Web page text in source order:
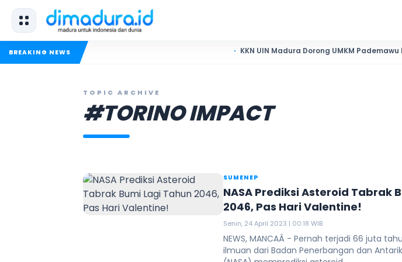
BREAKING NEWS KKN UIN Madura Dorong UMKM Pademawu Barat Naik
TOPIC ARCHIVE
#TORINO IMPACT
SUMENEP
NASA Prediksi Asteroid Tabrak
2046, Pas Hari Valentine!
Senin, 24 April 2023 | 00:18 WIB
NEWS, MANCAÂ - Pernah terjadi 66 juta
ilmuan dari Badan Penerbangan dan